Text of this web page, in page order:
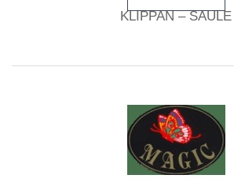
KLIPPAN – SAULE